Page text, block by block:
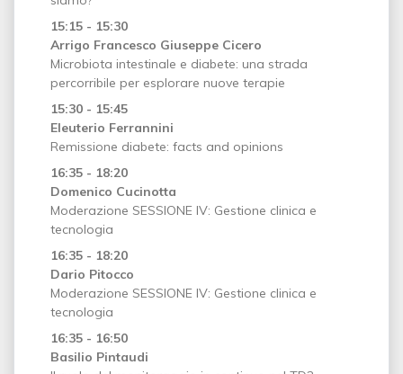
15:15 - 15:30
Arrigo Francesco Giuseppe Cicero
Microbiota intestinale e diabete: una strada
percorribile per esplorare nuove terapie
15:30 - 15:45
Eleuterio Ferrannini
Remissione diabete: facts and opinions
16:35 - 18:20
Domenico Cucinotta
Moderazione SESSIONE IV: Gestione clinica e
tecnologia
16:35 - 18:20
Dario Pitocco
Moderazione SESSIONE IV: Gestione clinica e
tecnologia
16:35 - 16:50
Basilio Pintaudi